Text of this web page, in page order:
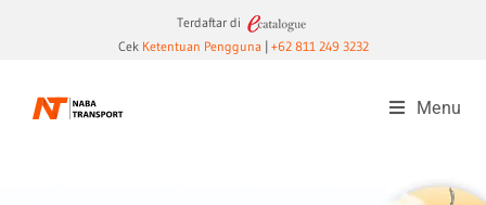
Terdaftar di
CekKetentuan Pengguna | +62 811 249 3232
Menu